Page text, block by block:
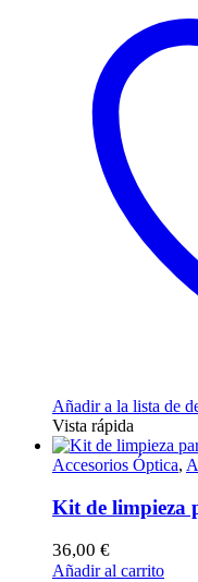
Añadir a la lista de
Vista rápida
Accesorios Óptica,
Kit de limpieza
36,00 €
Añadir al carrito